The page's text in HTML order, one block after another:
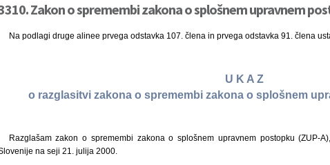
Zakon o spremembi zakona o splošnem upravnem
Na podlagi druge alinee prvega odstavka 107. člena in prvega odstavka 91. člena
U K A Z
o razglasitvi zakona o spremembi zakona o splošnem
Razglašam zakon o spremembi zakona o splošnem upravnem postopku (ZUP-
na seji 21. julija 2000.